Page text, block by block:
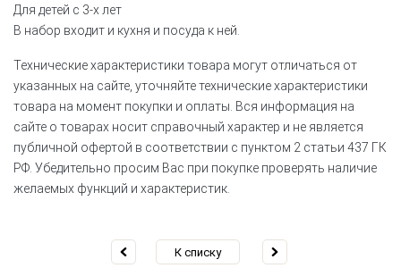
Для детей с 3-х лет
В набор входит и кухня и посуда к ней.
Технические характеристики товара могут отличаться от
указанных на сайте, уточняйте технические характеристики
товара на момент покупки и оплаты. Вся информация на
сайте о товарах носит справочный характер и не является
публичной офертой в соответствии с пунктом 2 статьи 437 ГК
РФ. Убедительно просим Вас при покупке проверять наличие
желаемых функций и характеристик.
К списку